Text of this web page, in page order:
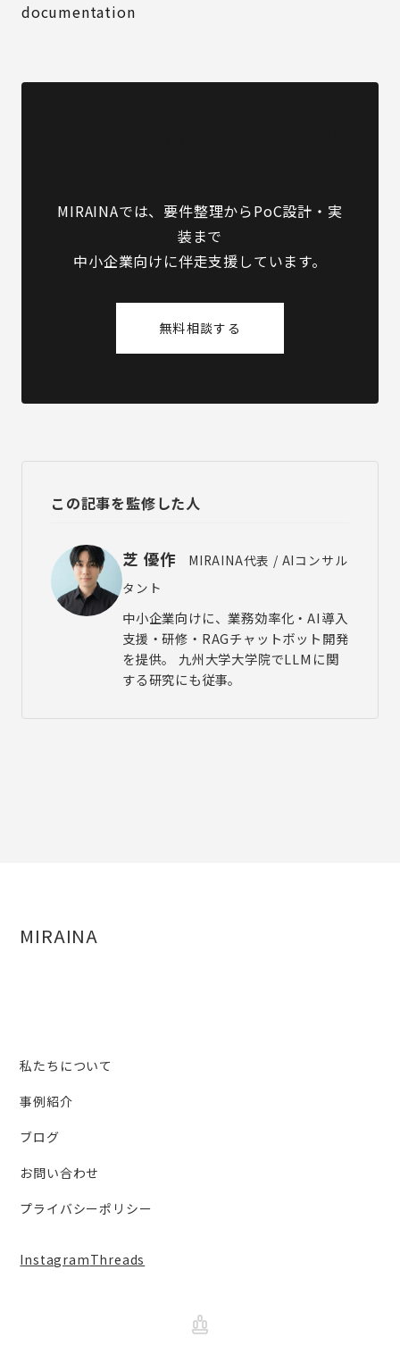
documentation
MIRAINAでは、要件整理からPoC設計・実
装まで
中小企業向けに伴走支援しています。
無料相談する
この記事を監修した人
芝 優作
MIRAINA代表 / AIコンサル
タント
中小企業向けに、業務効率化・AI導入
支援・研修・RAGチャットボット開発
を提供。 九州大学大学院でLLMに関
する研究にも従事。
MIRAINA
私たちについて
事例紹介
ブログ
お問い合わせ
プライバシーポリシー
InstagramThreads